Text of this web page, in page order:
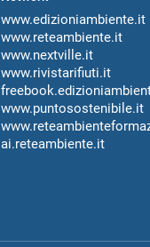
www.edizioniambiente.it
www.reteambiente.it
www.nextville.it
www.rivistarifiuti.it
www.puntosostenibile.it
ai.reteambiente.it